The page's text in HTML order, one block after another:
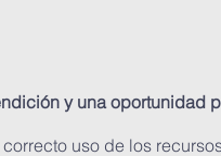
y una oportunidad
uso de los